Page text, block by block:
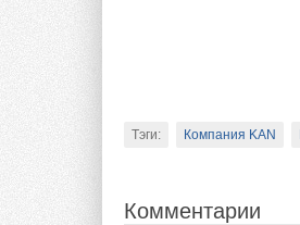
Тэги: Компания KAN
Комментарии